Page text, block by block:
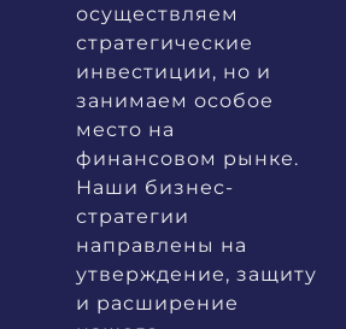
осуществляем
стратегические
инвестиции, но и
занимаем особое
место на
финансовом рынке.
Наши бизнес-
стратегии
направлены на
утверждение, защиту
и расширение